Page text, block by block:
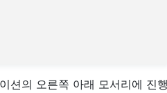
션의 오른쪽 아래 모서리에 진행